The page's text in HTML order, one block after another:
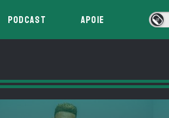
PODCAST APOIE